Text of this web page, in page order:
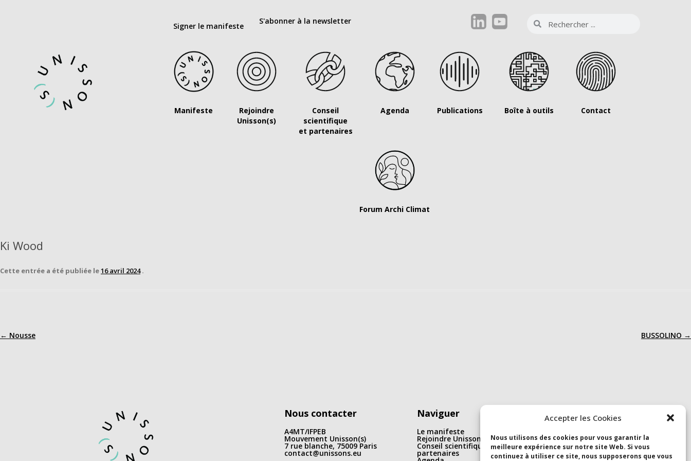
Accepter les Cookies
Nous utilisons des cookies pour vous garantir la
meilleure expérience sur notre site Web. Si vous
continuez à utiliser ce site, nous supposerons que vous
Signer le manifeste
S'abonner à la newsletter
Manifeste
Rejoindre
Unisson(s)
Conseil
scientifique
et partenaires
Agenda Publications Boîte à outils Contact
Forum Archi Climat
Ki Wood
Cette entrée a été publiée le16 avril 2024 .
Navigation
← Nousse BUSSOLINO →
Nous contacter
A4MT/IFPEB
Mouvement Unisson(s)
7 rue blanche, 75009 Paris
contact@unissons.eu
Naviguer
Le manifeste
Rejoindre Unisson(s)
Conseil scientifique et
partenaires
Nous suivre
S’abonner à la newsletter
Youtube